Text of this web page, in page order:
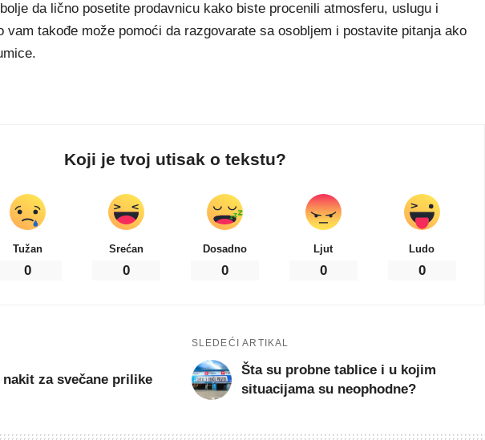
da lično posetite prodavnicu kako biste procenili atmosferu, uslugu i
vam takođe može pomoći da razgovarate sa osobljem i postavite pitanja ako
Koji je tvoj utisak o tekstu?
Tužan
0
Srećan
0
Dosadno
0
Ljut
0
Ludo
0
za svečane prilike
SLEDEĆI ARTIKAL
Šta su probne tablice i u kojim
situacijama su neophodne?